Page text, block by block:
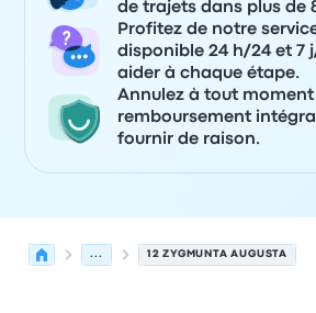
de trajets dans plus de
Profitez de notre
disponible 24 h/24 et 7
aider à chaque étape.
Annulez à tout moment
remboursement
fournir de raison.
... 12 ZYGMUNTA AUGUSTA